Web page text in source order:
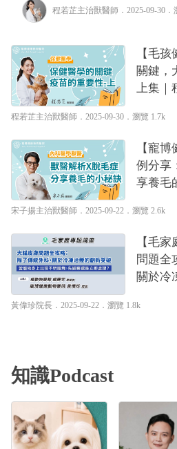
程若芷主治獸醫師 ．2025-09-30．
【毛
關鍵，
上集｜
程若芷主治獸醫師 ．2025-09-30． 瀏覽 1.7k
【寵
例分享
享養毛
宋子揚主治獸醫師 ．2025-09-22． 瀏覽 2.6k
【毛
問題全
關於冷
黃偉珍院長 ．2025-09-22． 瀏覽 1.8k
知識Podcast